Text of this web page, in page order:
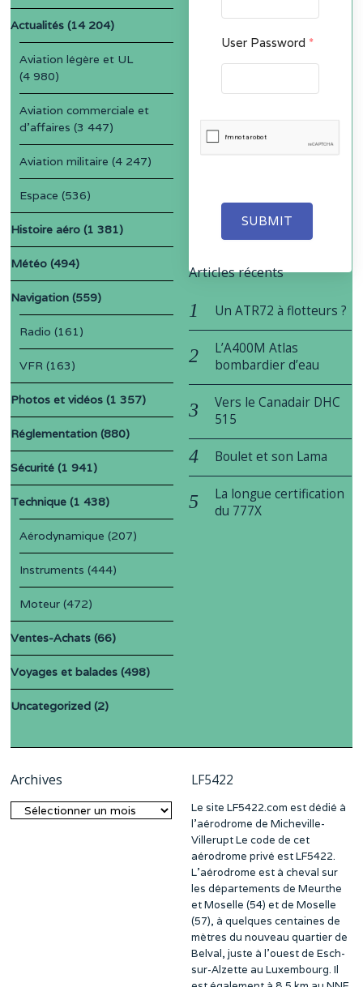
User Password *
SUBMIT
Actualités (14 204)
Aviation légère et UL
(4 980)
Aviation commerciale et
d'affaires (3 447)
Aviation militaire (4 247)
Espace (536)
Histoire aéro (1 381)
Météo (494)
Navigation (559)
Radio (161)
VFR (163)
Photos et vidéos (1 357)
Réglementation (880)
Sécurité (1 941)
Technique (1 438)
Aérodynamique (207)
Instruments (444)
Moteur (472)
Ventes-Achats (66)
Voyages et balades (498)
Uncategorized (2)
Articles récents
Un ATR72 à flotteurs ?
L’A400M Atlas
bombardier d’eau
Vers le Canadair DHC
515
Boulet et son Lama
La longue certification
du 777X
Archives
Archives
LF5422
Le site LF5422.com est dédié à
l’aérodrome de Micheville-
Villerupt Le code de cet
aérodrome privé est LF5422.
L’aérodrome est à cheval sur
les départements de Meurthe
et Moselle (54) et de Moselle
(57), à quelques centaines de
mètres du nouveau quartier de
Belval, juste à l’ouest de Esch-
sur-Alzette au Luxembourg. Il